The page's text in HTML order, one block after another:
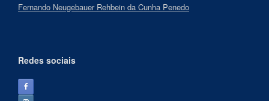
Fernando Neugebauer Rehbein da Cunha Penedo
Redes sociais